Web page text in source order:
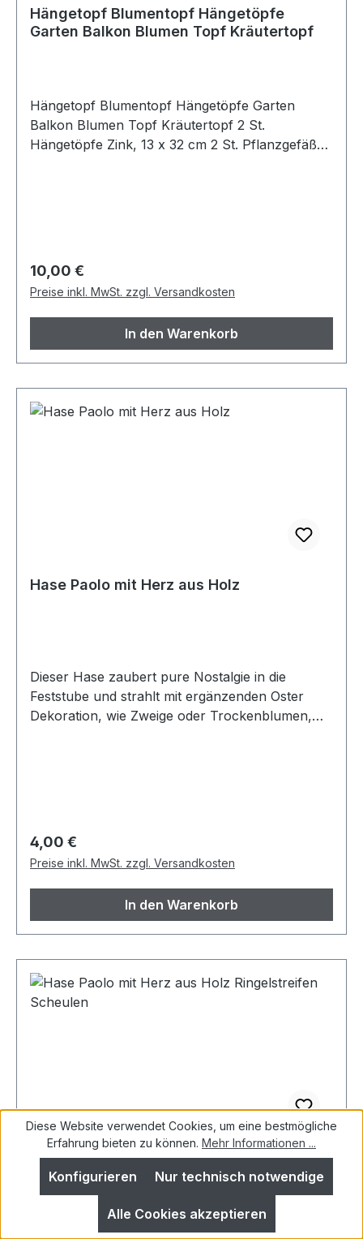
Hängetopf Blumentopf Hängetöpfe
Garten Balkon Blumen Topf Kräutertopf
Hängetopf Blumentopf Hängetöpfe Garten
Balkon Blumen Topf Kräutertopf 2 St.
Hängetöpfe Zink, 13 x 32 cm 2 St. Pflanzgefäße
Regulärer Preis:
10,00 €
Preise inkl. MwSt. zzgl. Versandkosten
In den Warenkorb
Hase Paolo mit Herz aus Holz
Dieser Hase zaubert pure Nostalgie in die
Feststube und strahlt mit ergänzenden Oster
Dekoration, wie Zweige oder Trockenblumen,
Regulärer Preis:
4,00 €
Preise inkl. MwSt. zzgl. Versandkosten
In den Warenkorb
Hase Paolo mit Herz aus Holz
Ringelstreifen Scheulen
Diese Website verwendet Cookies, um eine bestmögliche
Erfahrung bieten zu können. Mehr Informationen ...
Nur technisch notwendige
Konfigurieren
Alle Cookies akzeptieren